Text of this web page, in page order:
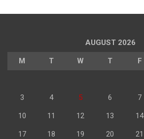
AUGUST 2026
M T W T F
3 4 5 6 7
10 11 12 13 14
17 18 19 20 21